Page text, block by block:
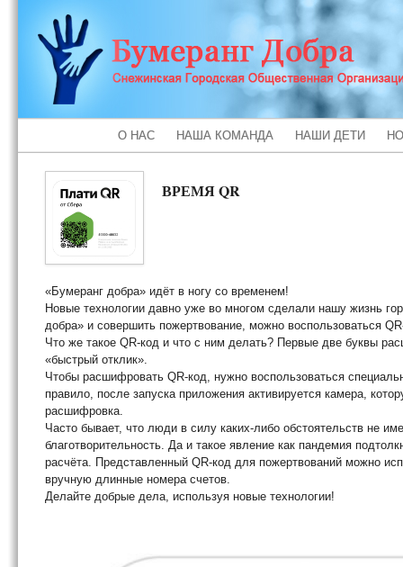
О НАС НАША КОМАНДА НАШИ ДЕТИ
ВРЕМЯ QR
«Бумеранг добра» идёт в ногу со временем!
Новые технологии давно уже во многом сделали нашу жизнь
добра» и совершить пожертвование, можно воспользоваться
Что же такое QR-код и что с ним делать? Первые две буквы
«быстрый отклик».
Чтобы расшифровать QR-код, нужно воспользоваться
правило, после запуска приложения активируется камера,
расшифровка.
Часто бывает, что люди в силу каких-либо обстоятельств не
благотворительность. Да и такое явление как пандемия
расчёта. Представленный QR-код для пожертвований можно
вручную длинные номера счетов.
Делайте добрые дела, используя новые технологии!